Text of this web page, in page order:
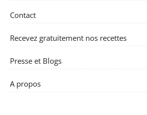
Contact
Recevez gratuitement nos recettes
Presse et Blogs
A propos